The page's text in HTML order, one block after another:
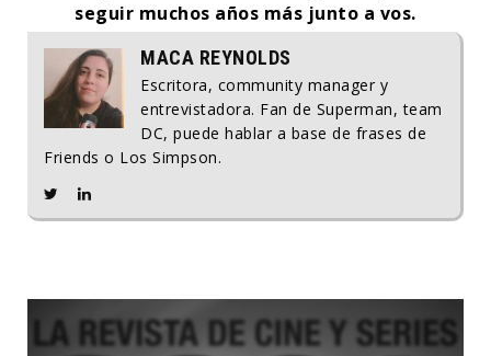
seguir muchos años más junto a vos.
MACA REYNOLDS
Escritora, community manager y
entrevistadora. Fan de Superman, team
DC, puede hablar a base de frases de
Friends o Los Simpson.